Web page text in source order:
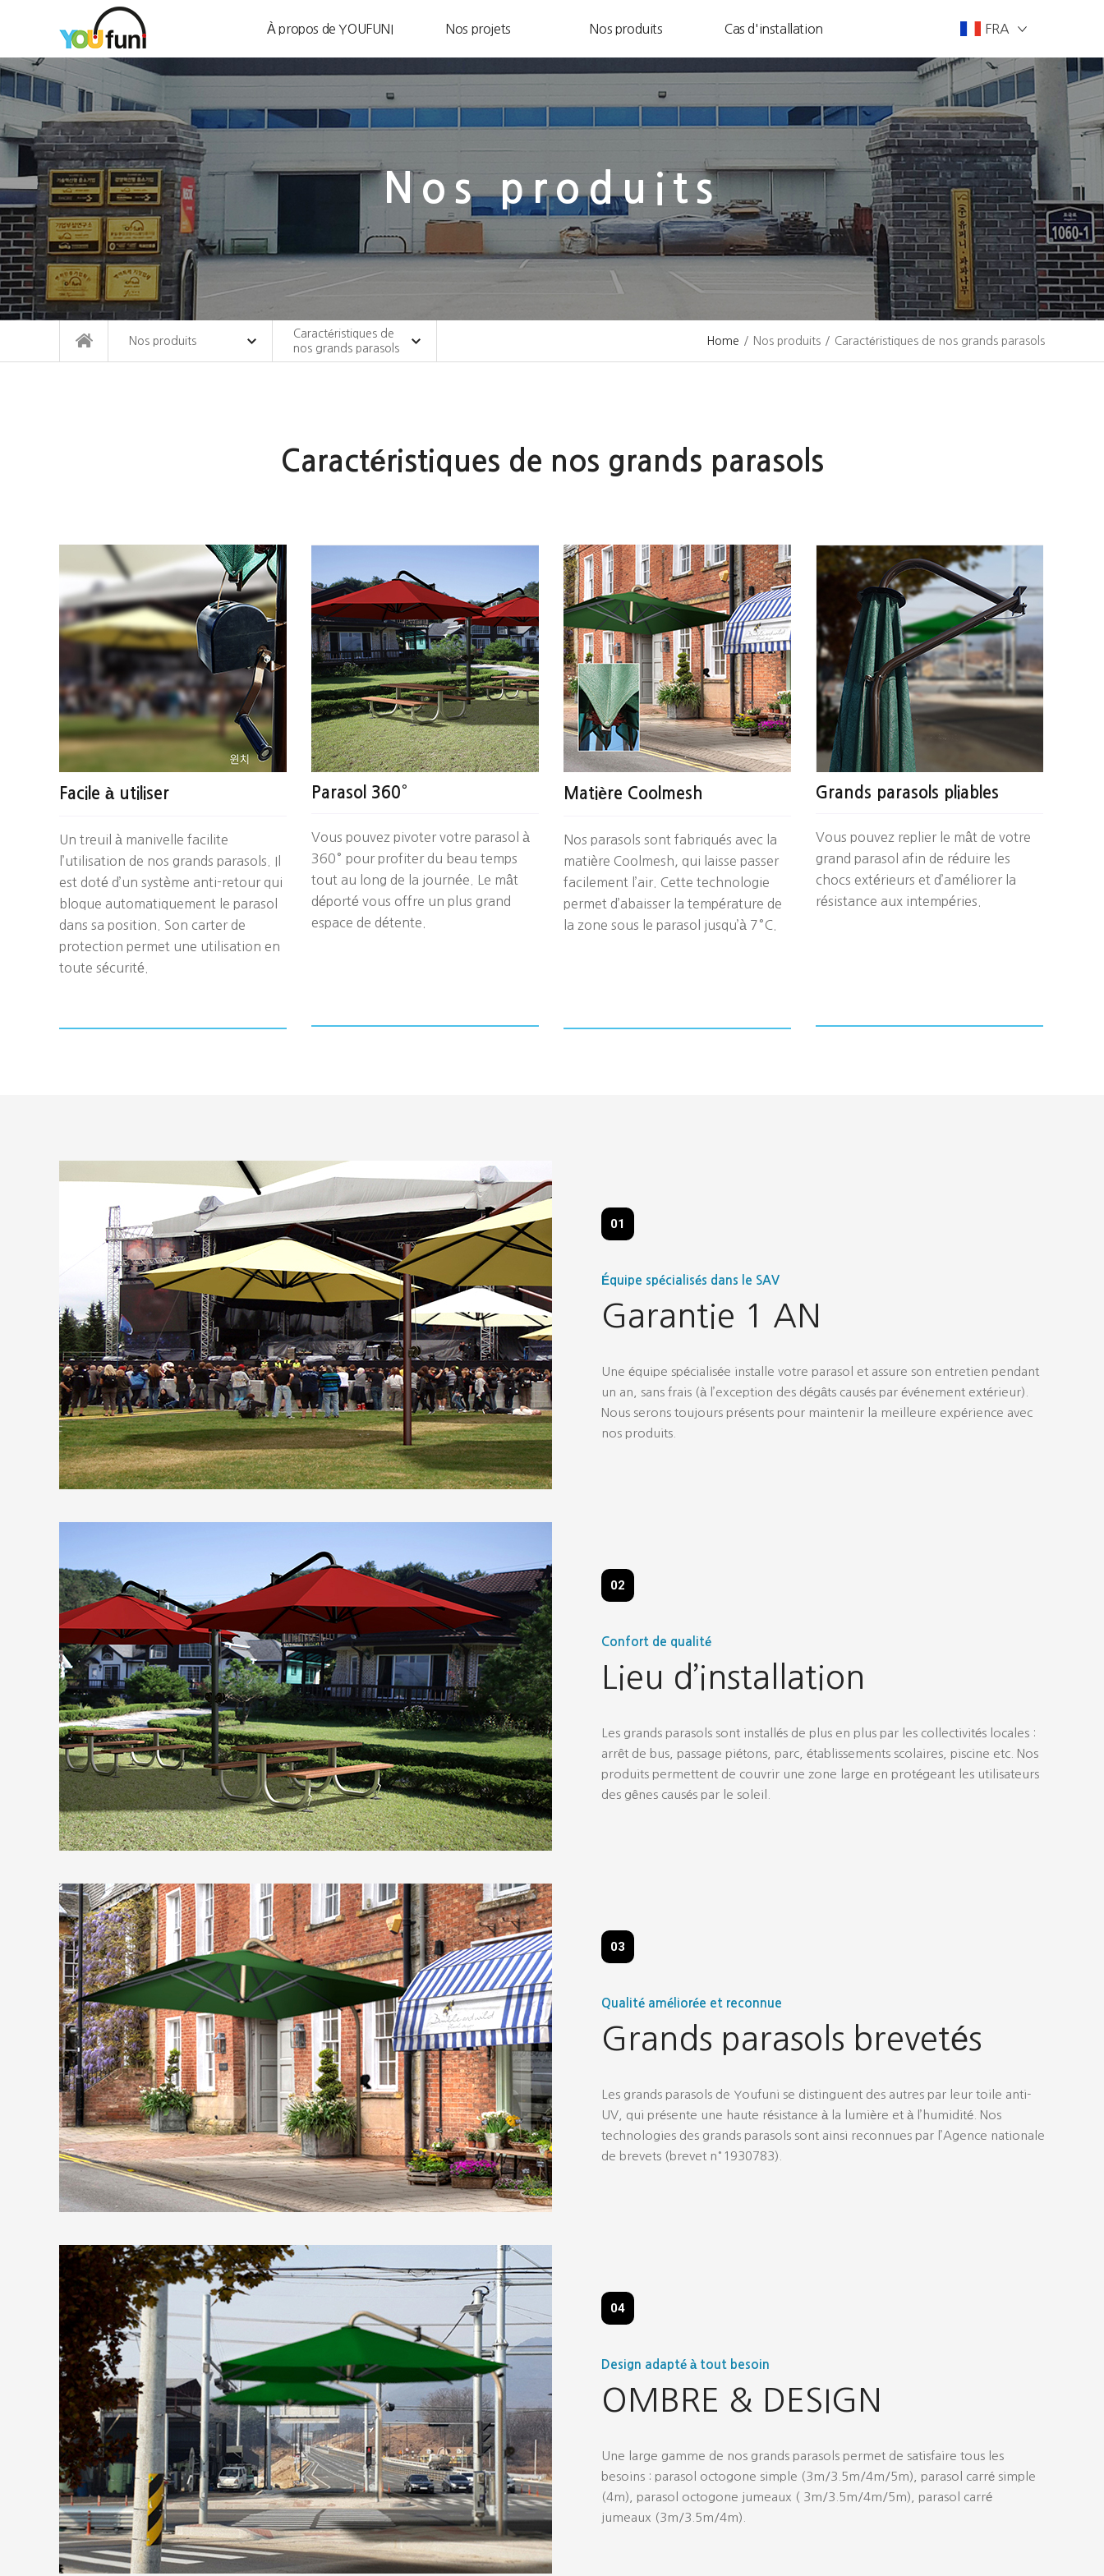
À propos de YOUFUNI Nos projets Nos produits Cas d'installation FRA
Nos produits
Nos produits
Caractéristiques de
nos grands parasols
Home / Nos produits / Caractéristiques de nos grands parasols
Caractéristiques de nos grands parasols
Facile à utiliser
Un treuil à manivelle facilite
l’utilisation de nos grands parasols. Il
est doté d’un système anti-retour qui
bloque automatiquement le parasol
dans sa position. Son carter de
protection permet une utilisation en
toute sécurité.
Parasol 360°
Vous pouvez pivoter votre parasol à
360° pour profiter du beau temps
tout au long de la journée. Le mât
déporté vous offre un plus grand
espace de détente.
Matière Coolmesh
Nos parasols sont fabriqués avec la
matière Coolmesh, qui laisse passer
facilement l’air. Cette technologie
permet d’abaisser la température de
la zone sous le parasol jusqu’à 7°C.
Grands parasols pliables
Vous pouvez replier le mât de votre
grand parasol afin de réduire les
chocs extérieurs et d’améliorer la
résistance aux intempéries.
01
Équipe spécialisés dans le SAV
Garantie 1 AN
Une équipe spécialisée installe votre parasol et assure son entretien pendant
un an, sans frais (à l’exception des dégâts causés par événement extérieur).
Nous serons toujours présents pour maintenir la meilleure expérience avec
nos produits.
02
Confort de qualité
Lieu d’installation
Les grands parasols sont installés de plus en plus par les collectivités locales :
arrêt de bus, passage piétons, parc, établissements scolaires, piscine etc. Nos
produits permettent de couvrir une zone large en protégeant les utilisateurs
des gênes causés par le soleil.
03
Qualité améliorée et reconnue
Grands parasols brevetés
Les grands parasols de Youfuni se distinguent des autres par leur toile anti-
UV, qui présente une haute résistance à la lumière et à l’humidité. Nos
technologies des grands parasols sont ainsi reconnues par l’Agence nationale
de brevets (brevet n°1930783).
04
Design adapté à tout besoin
OMBRE & DESIGN
Une large gamme de nos grands parasols permet de satisfaire tous les
besoins : parasol octogone simple (3m/3.5m/4m/5m), parasol carré simple
(4m), parasol octogone jumeaux ( 3m/3.5m/4m/5m), parasol carré
jumeaux (3m/3.5m/4m).